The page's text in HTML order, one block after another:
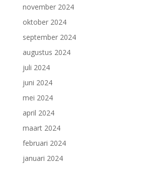
november 2024
oktober 2024
september 2024
augustus 2024
juli 2024
juni 2024
mei 2024
april 2024
maart 2024
februari 2024
januari 2024